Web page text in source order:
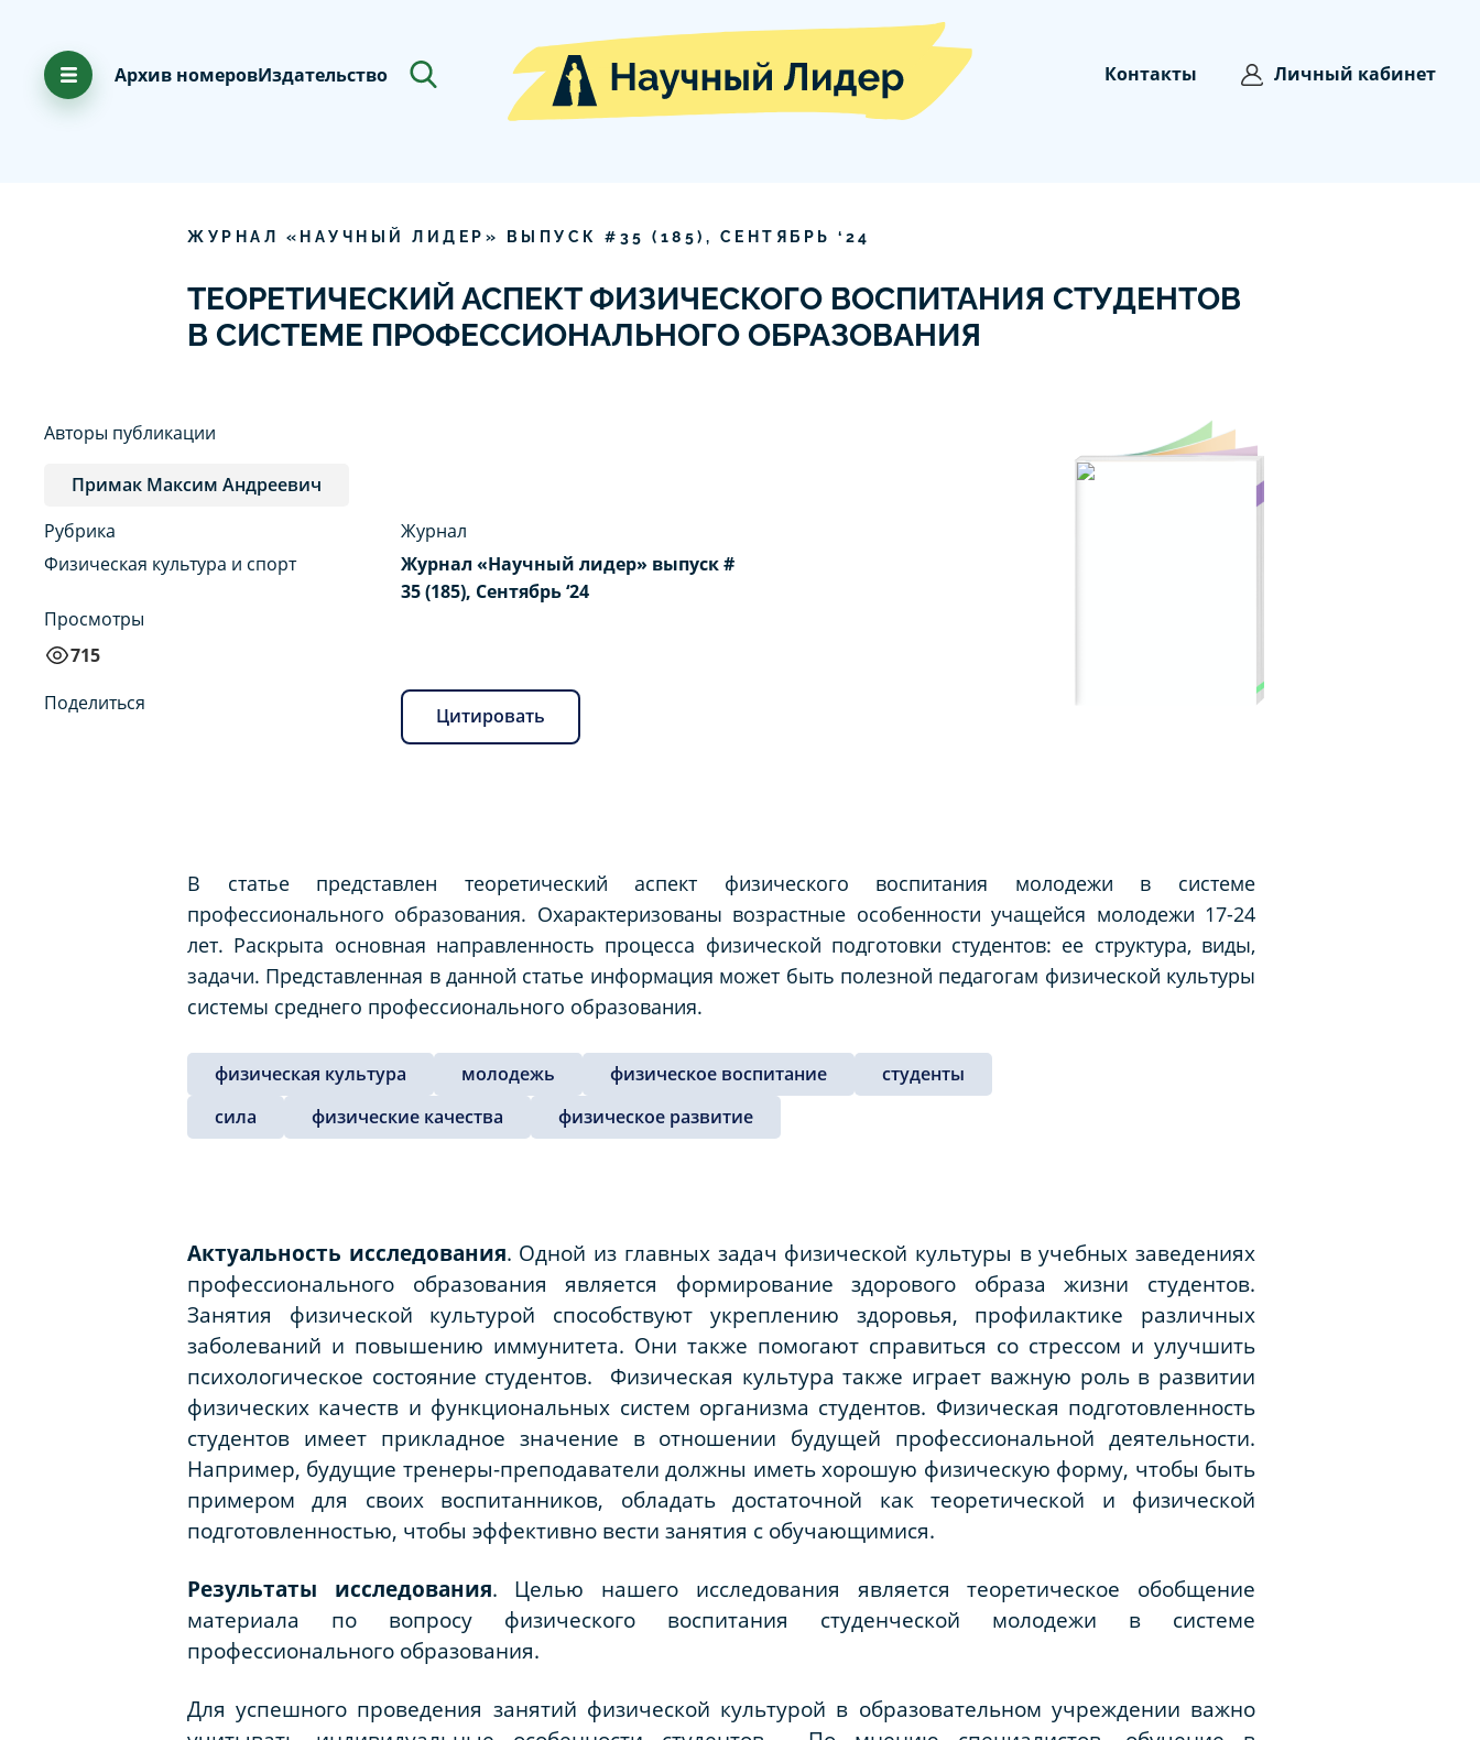
Архив номеровИздательство Контакты Личный кабинет
ЖУРНАЛ «НАУЧНЫЙ ЛИДЕР» ВЫПУСК # 35 ( 185), СЕНТЯБРЬ ‘ 24
ТЕОРЕТИЧЕСКИЙ АСПЕКТ ФИЗИЧЕСКОГО ВОСПИТАНИЯ СТУДЕНТОВ
В СИСТЕМЕ ПРОФЕССИОНАЛЬНОГО ОБРАЗОВАНИЯ
Авторы публикации
Примак Максим Андреевич
Рубрика
Физическая культура и спорт
Просмотры
715
Журнал
Журнал «Научный лидер» выпуск #
35 (185), Сентябрь ‘24
Поделиться
Цитировать
В статье представлен теоретический аспект физического воспитания молодежи в системе
профессионального образования. Охарактеризованы возрастные особенности учащейся молодежи 17-24
лет. Раскрыта основная направленность процесса физической подготовки студентов: ее структура, виды,
задачи. Представленная в данной статье информация может быть полезной педагогам физической культуры
системы среднего профессионального образования.
физическая культура молодежь физическое воспитание
студенты
сила
физические качества физическое развитие
Актуальность исследования. Одной из главных задач физической культуры в учебных заведениях
профессионального образования является формирование здорового образа жизни студентов.
Занятия физической культурой способствуют укреплению здоровья, профилактике различных
заболеваний и повышению иммунитета. Они также помогают справиться со стрессом и улучшить
психологическое состояние студентов. Физическая культура также играет важную роль в развитии
физических качеств и функциональных систем организма студентов. Физическая подготовленность
студентов имеет прикладное значение в отношении будущей профессиональной деятельности.
Например, будущие тренеры-преподаватели должны иметь хорошую физическую форму, чтобы быть
примером для своих воспитанников, обладать достаточной как теоретической и физической
подготовленностью, чтобы эффективно вести занятия с обучающимися.
Результаты исследования. Целью нашего исследования является теоретическое обобщение
материала по вопросу физического воспитания студенческой молодежи в системе
профессионального образования.
Для успешного проведения занятий физической культурой в образовательном учреждении важно